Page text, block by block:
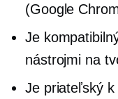
(Google
Je
nástrojmi na
Je priateľský k